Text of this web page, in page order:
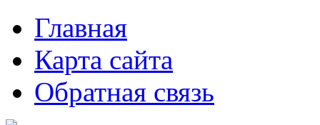
Главная
Карта сайта
Обратная связь